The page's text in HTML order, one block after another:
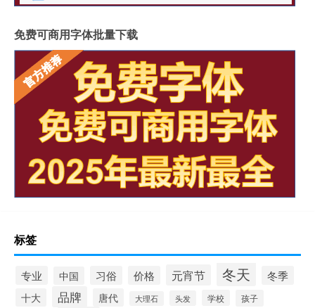
免费可商用字体批量下载
标签
专业 中国 习俗 价格 元宵节 冬天 冬季
十大 品牌 唐代 大理石 头发 学校 孩子